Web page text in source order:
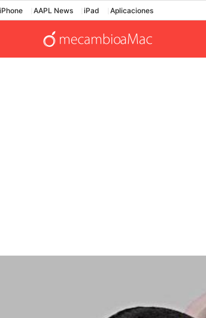
iPhone AAPL News iPad Aplicaciones